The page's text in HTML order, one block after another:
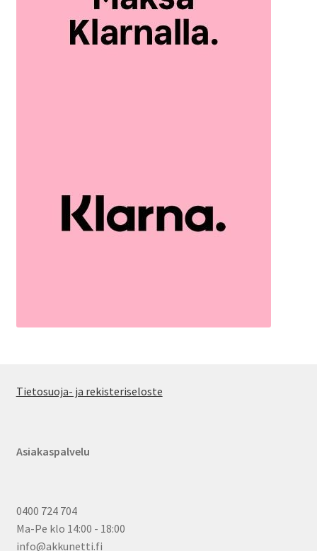
Tietosuoja- ja rekisteriseloste
Asiakaspalvelu
0400 724 704
Ma-Pe klo 14:00 - 18:00
info@akkunetti.fi